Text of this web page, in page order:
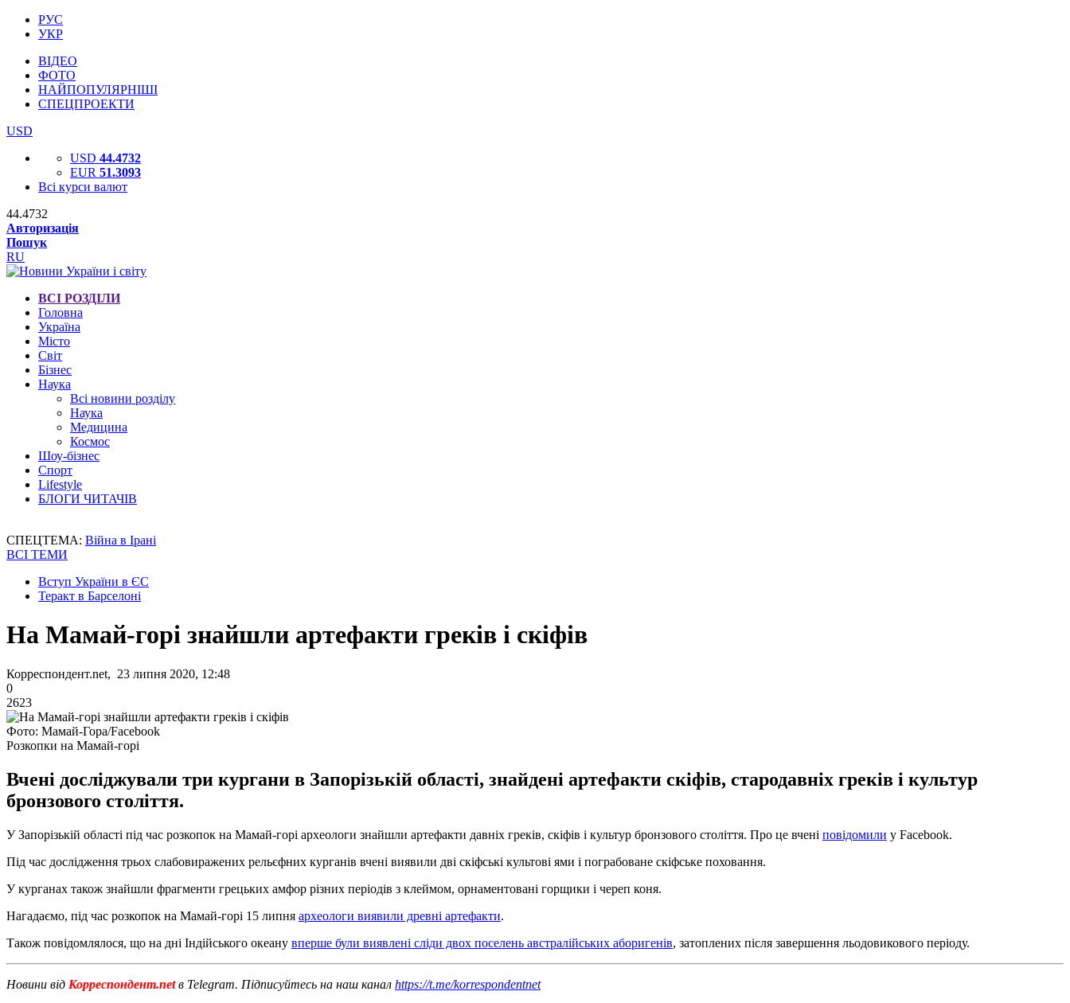
РУС
УКР
ВІДЕО
ФОТО
НАЙПОПУЛЯРНІШІ
СПЕЦПРОЕКТИ
USD
USD 44.4732
EUR 51.3093
Всі курси валют
44.4732
Авторизація
Пошук
RU
ВСІ РОЗДІЛИ
Головна
Україна
Місто
Світ
Бізнес
Наука
Всі новини розділу
Наука
Медицина
Космос
Шоу-бізнес
Спорт
Lifestyle
БЛОГИ ЧИТАЧІВ
СПЕЦТЕМА: Війна в Ірані
ВСІ ТЕМИ
Вступ України в ЄС
Теракт в Барселоні
На Мамай-горі знайшли артефакти греків і скіфів
Корреспондент.net, 23 липня 2020, 12:48
0
2623
Фото: Мамай-Гора/Facebook
Розкопки на Мамай-горі
Вчені досліджували три кургани в Запорізькій області, знайдені артефакти скіфів, стародавніх греків і культур
бронзового століття.
У Запорізькій області під час розкопок на Мамай-горі археологи знайшли артефакти давніх греків, скіфів і культур бронзового століття. Про це вчені повідомили у Facebook.
Під час дослідження трьох слабовиражених рельєфних курганів вчені виявили дві скіфські культові ями і пограбоване скіфське поховання.
У курганах також знайшли фрагменти грецьких амфор різних періодів з клеймом, орнаментовані горщики і череп коня.
Нагадаємо, під час розкопок на Мамай-горі 15 липня археологи виявили древні артефакти.
Також повідомлялося, що на дні Індійського океану вперше були виявлені сліди двох поселень австралійських аборигенів, затоплених після завершення льодовикового періоду.
Новини від Корреспондент.netв Telegram. Підписуйтесь на наш канал https://t.me/korrespondentnet